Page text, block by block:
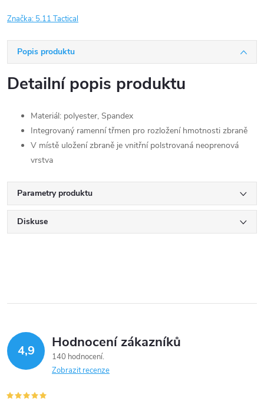
Značka: 5.11 Tactical
Popis produktu
Detailní popis produktu
Materiál: polyester, Spandex
Integrovaný ramenní třmen pro rozložení hmotnosti zbraně
V místě uložení zbraně je vnitřní polstrovaná neoprenová
vrstva
Parametry produktu
Diskuse
4,9 Hodnocení zákazníků
140 hodnocení
Zobrazit recenze